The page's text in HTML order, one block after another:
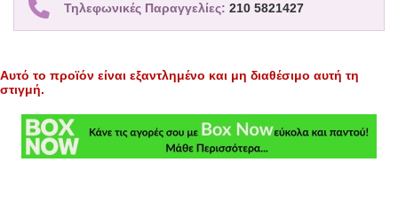
Τηλεφωνικές Παραγγελίες: 210 5821427
Αυτό το προϊόν είναι εξαντλημένο και μη διαθέσιμο αυτή τη
στιγμή.